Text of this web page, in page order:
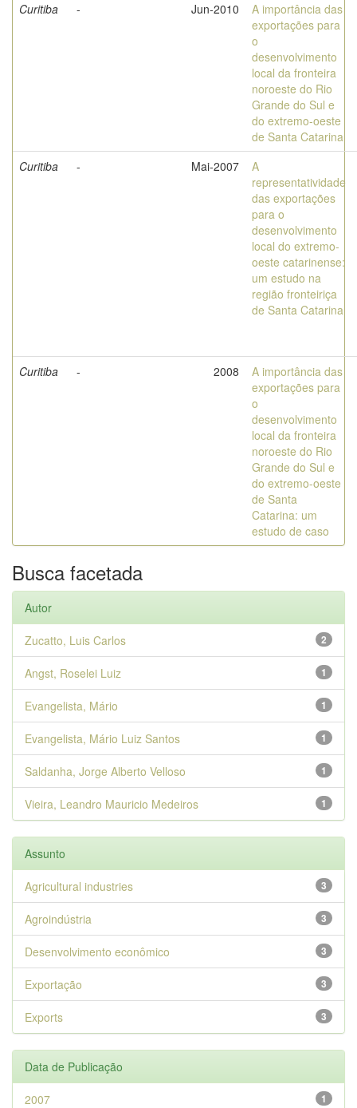
Curitiba - Jun-2010
A importância das
exportações para
o
desenvolvimento
local da fronteira
noroeste do Rio
Grande do Sul e
do extremo-oeste
de Santa Catarina
Curitiba
- Mai-2007
A
representatividade
das exportações
para o
desenvolvimento
local do extremo-
oeste catarinense:
um estudo na
região fronteiriça
de Santa Catarina
Curitiba - 2008
A importância das
exportações para
o
desenvolvimento
local da fronteira
noroeste do Rio
Grande do Sul e
do extremo-oeste
de Santa
Catarina: um
estudo de caso
Busca facetada
Autor
2
Zucatto, Luis Carlos
1
Angst, Roselei Luiz
1
Evangelista, Mário
1
Evangelista, Mário Luiz Santos
1
Saldanha, Jorge Alberto Velloso
1
Vieira, Leandro Mauricio Medeiros
Assunto
3
Agricultural industries
3
Agroindústria
3
Desenvolvimento econômico
3
Exportação
3
Exports
Data de Publicação
1
2007